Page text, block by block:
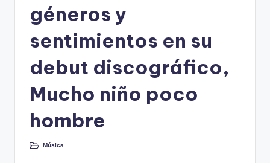
géneros y
sentimientos en su
debut discográfico,
Mucho niño poco
hombre
Publicado
Música